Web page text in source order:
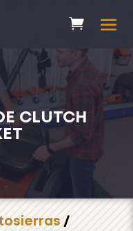
CLUTCH
/